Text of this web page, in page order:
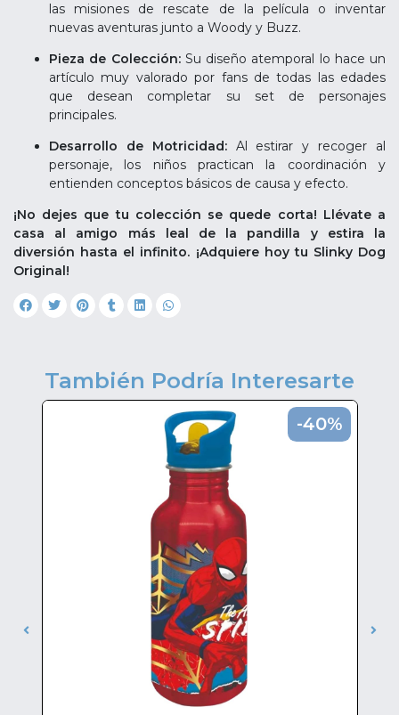
las misiones de rescate de la película o inventar
nuevas aventuras junto a Woody y Buzz.
Pieza de Colección:Su diseño atemporal lo hace un
artículo muy valorado por fans de todas las edades
que desean completar su set de personajes
principales.
Desarrollo de Motricidad: Al estirar y recoger al
personaje, los niños practican la coordinación y
entienden conceptos básicos de causa y efecto.
¡No dejes que tu colección se quede corta! Llévate a
casa al amigo más leal de la pandilla y estira la
diversión hasta el infinito. ¡Adquiere hoy tu Slinky Dog
Original!
También Podría Interesarte
-40%